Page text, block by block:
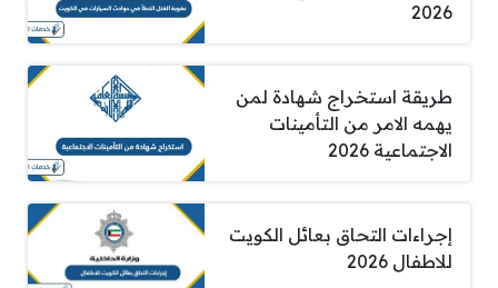
2026
طريقة استخراج شهادة لمن
يهمه الامر من التأمينات
الاجتماعية 2026
إجراءات التحاق بعائل الكويت
للاطفال 2026